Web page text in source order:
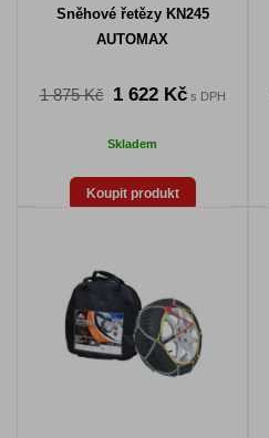
Sněhové řetězy KN245
AUTOMAX
1 875 Kč 1 622 Kčs DPH
Skladem
Koupit produkt